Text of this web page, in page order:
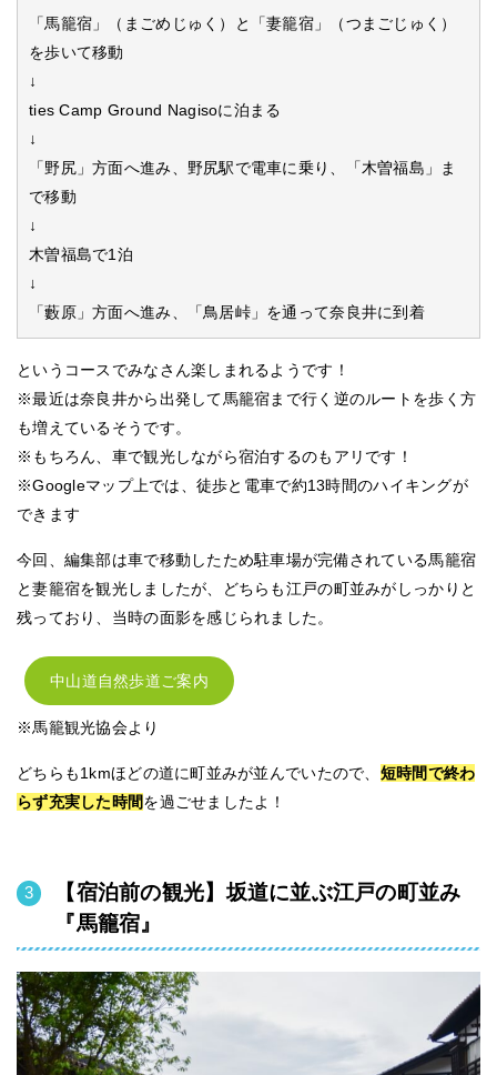
「馬籠宿」（まごめじゅく）と「妻籠宿」（つまごじゅく）
を歩いて移動
↓
ties Camp Ground Nagisoに泊まる
↓
「野尻」方面へ進み、野尻駅で電車に乗り、「木曽福島」ま
で移動
↓
木曽福島で1泊
↓
「藪原」方面へ進み、「鳥居峠」を通って奈良井に到着
というコースでみなさん楽しまれるようです！
※最近は奈良井から出発して馬籠宿まで行く逆のルートを歩く方
も増えているそうです。
※もちろん、車で観光しながら宿泊するのもアリです！
※Googleマップ上では、徒歩と電車で約13時間のハイキングが
できます
今回、編集部は車で移動したため駐車場が完備されている馬籠宿
と妻籠宿を観光しましたが、どちらも江戸の町並みがしっかりと
残っており、当時の面影を感じられました。
中山道自然歩道ご案内
※馬籠観光協会より
どちらも1kmほどの道に町並みが並んでいたので、 短時間で終わ
らず充実した時間を過ごせましたよ！
【宿泊前の観光】坂道に並ぶ江戸の町並み
『馬籠宿』